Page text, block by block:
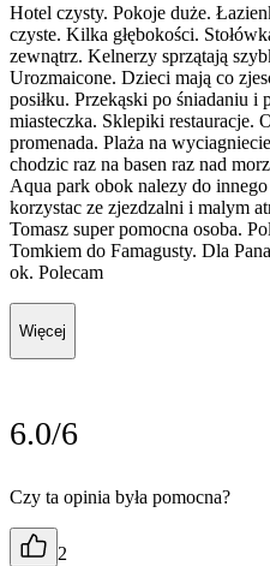
Hotel czysty. Pokoje duże.
czyste. Kilka głębokości.
zewnątrz. Kelnerzy sprzątają
Urozmaicone. Dzieci mają co
posiłku. Przekąski po śniadaniu
miasteczka. Sklepiki restauracje.
promenada. Plaża na
chodzic raz na basen raz nad
Aqua park obok nalezy do
korzystac ze zjezdzalni i malym
Tomasz super pomocna osoba.
Tomkiem do Famagusty. Dla
ok. Polecam
Więcej
6.0/6
Czy ta opinia była pomocna?
2